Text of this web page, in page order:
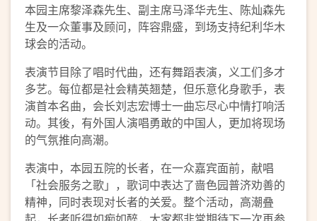
本园主席黎泽森先生、副主席马泽华圥生、陈灿森先
生及一众董事及顾问，阵容鼎盛，到场支持纪利华木
球会的活动。
表演节目除了唱时代曲，还有舞蹈表演，义工们多才
多艺。每位都是社会精英翘楚，但乐意化身歌手，表
演首本名曲，会长刘志宏博士一曲忘尽心中情打响活
动。其後，有外国人演唱勇敢的中国人，更加将现场
的气氛推向高潮。
表演中，本园五院的长者，在一众嘉宾面前，献唱
「社会服务之歌」，歌词中表达了啬色园普济劝善的
精神，同时表现对长者的关爱。整个活动，高潮叠